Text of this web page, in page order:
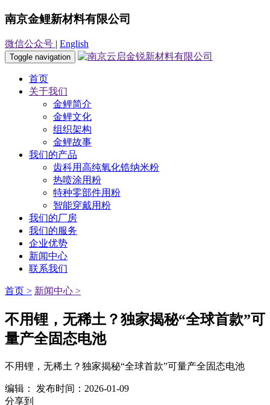
南京金鲤新材料有限公司
微信公众号 | English
Toggle navigation
首页
关于我们
金鲤简介
金鲤文化
组织架构
金鲤故事
我们的产品
齿科用高纯氧化锆纳米粉
热喷涂用粉
特种零部件用粉
智能穿戴用粉
我们的厂房
我们的服务
企业优势
新闻中心
联系我们
首页 > 新闻中心 >
不用锂，无稀土？独家揭秘“全球首款”可
量产全固态电池
不用锂，无稀土？独家揭秘“全球首款”可量产全固态电池
编辑：
发布时间：2026-01-09
分享到